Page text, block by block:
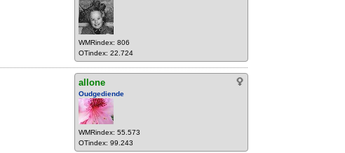
WMRindex: 806
OTindex: 22.724
allone
Oudgediende
WMRindex: 55.573
OTindex: 99.243